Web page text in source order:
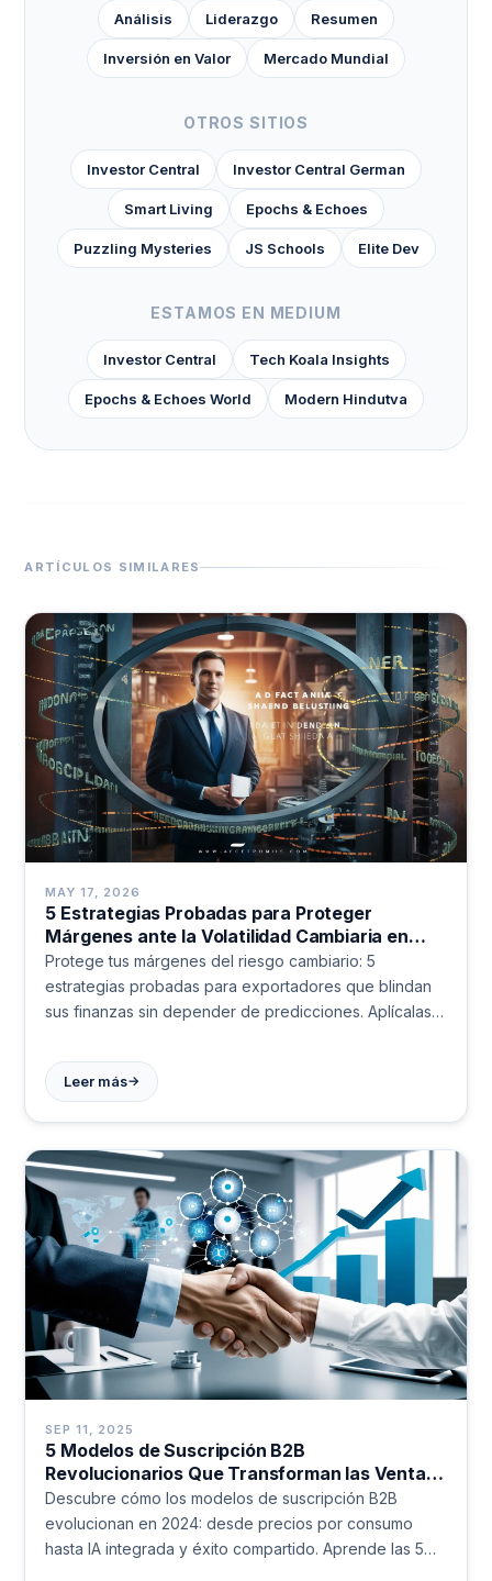
Análisis Liderazgo Resumen
Inversión en Valor Mercado Mundial
OTROS SITIOS
Investor Central Investor Central German
Smart Living Epochs & Echoes
Puzzling Mysteries JS Schools Elite Dev
ESTAMOS EN MEDIUM
Investor Central Tech Koala Insights
Epochs & Echoes World Modern Hindutva
ARTÍCULOS SIMILARES
MAY 17, 2026
5 Estrategias Probadas para Proteger
Márgenes ante la Volatilidad Cambiaria en
Exportaciones
Protege tus márgenes del riesgo cambiario: 5
estrategias probadas para exportadores que blindan
sus finanzas sin depender de predicciones. Aplícalas
Leer más→
SEP 11, 2025
5 Modelos de Suscripción B2B
Revolucionarios Que Transforman las Ventas
Empresariales en 2024
Descubre cómo los modelos de suscripción B2B
evolucionan en 2024: desde precios por consumo
hasta IA integrada y éxito compartido. Aprende las 5